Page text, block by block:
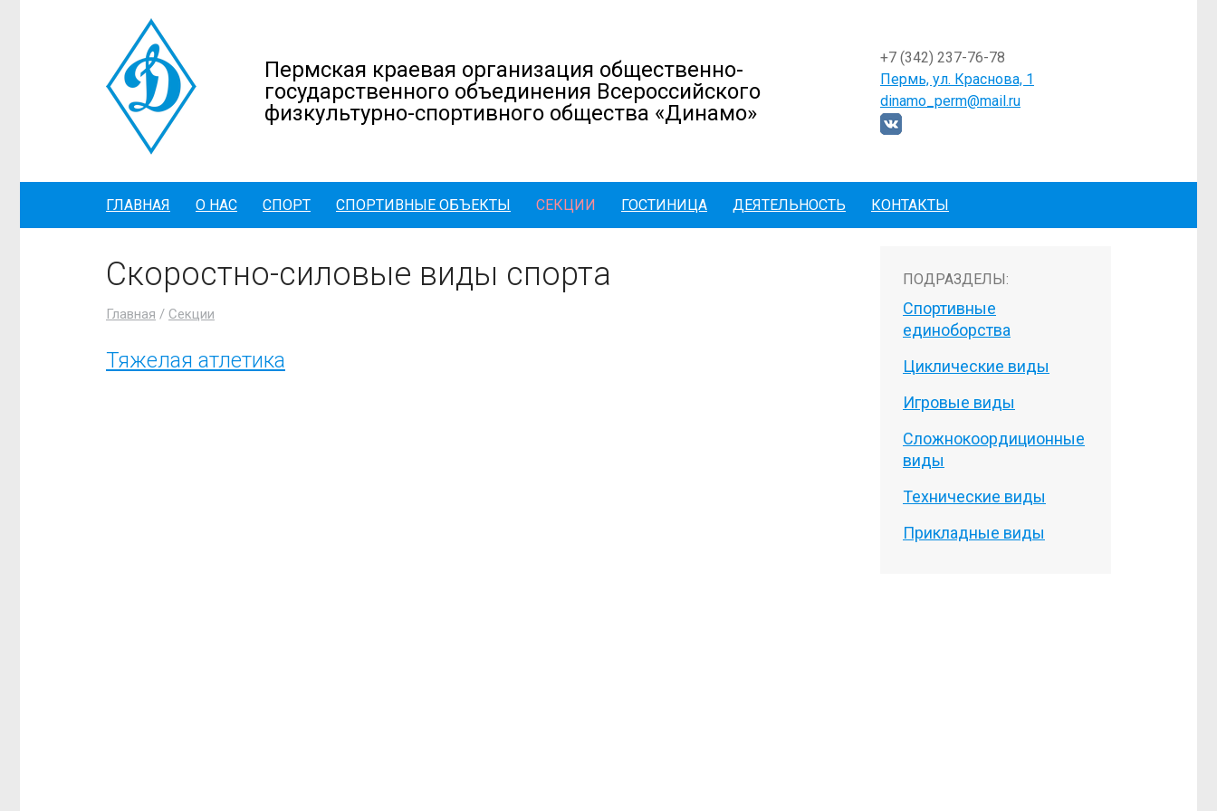
Пермская краевая организация общественно-
государственного объединения Всероссийского
физкультурно-спортивного общества «Динамо»
+7 (342) 237-76-78
Пермь, ул. Краснова, 1
dinamo_perm@mail.ru
ГЛАВНАЯ О НАС СПОРТ СПОРТИВНЫЕ ОБЪЕКТЫ СЕКЦИИ ГОСТИНИЦА ДЕЯТЕЛЬНОСТЬ КОНТАКТЫ
Скоростно-силовые виды спорта
Главная / Секции
Тяжелая атлетика
ПОДРАЗДЕЛЫ:
Спортивные
единоборства
Циклические виды
Игровые виды
Сложнокоордиционные
виды
Технические виды
Прикладные виды